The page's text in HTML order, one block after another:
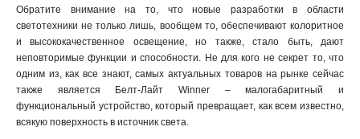
Обратите внимание на то, что новые разработки в области
светотехники не только лишь, вообщем то, обеспечивают колоритное
и высококачественное освещение, но также, стало быть, дают
неповторимые функции и способности. Не для кого не секрет то, что
одним из, как все знают, самых актуальных товаров на рынке сейчас
также является Белт-Лайт Winner – малогабаритный и
функциональный устройство, который превращает, как всем известно,
всякую поверхность в источник света.